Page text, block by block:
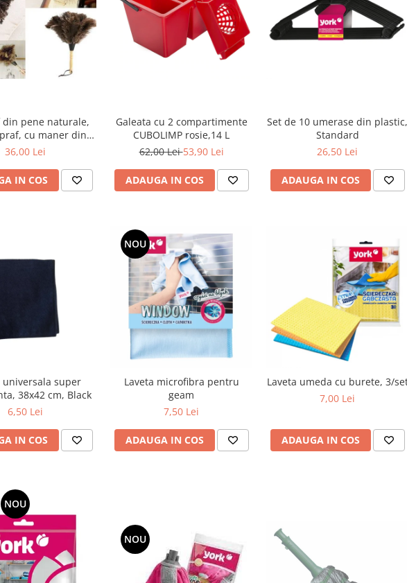
din pene naturale,
cu maner din
lemn
36,00 Lei
IN COS
Galeata cu 2 compartimente
CUBOLIMP rosie,14 L
62,00 Lei53,90 Lei
ADAUGA IN COS
Set de 10 umerase din plastic,
Standard
26,50 Lei
ADAUGA IN COS
universala super
38x42 cm, Black
6,50 Lei
IN COS
NOU
Laveta microfibra pentru
geam
7,50 Lei
ADAUGA IN COS
Laveta umeda cu burete, 3/
7,00 Lei
ADAUGA IN COS
NOU
NOU